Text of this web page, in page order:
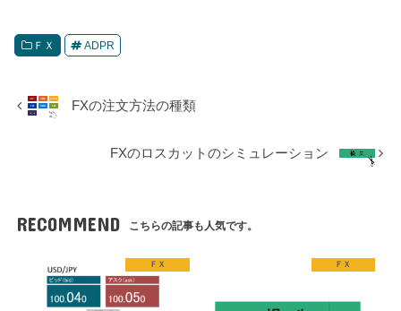
ＦＸ ADPR
FXの注文方法の種類
FXのロスカットのシミュレーション
RECOMMEND こちらの記事も人気です。
ＦＸ ＦＸ